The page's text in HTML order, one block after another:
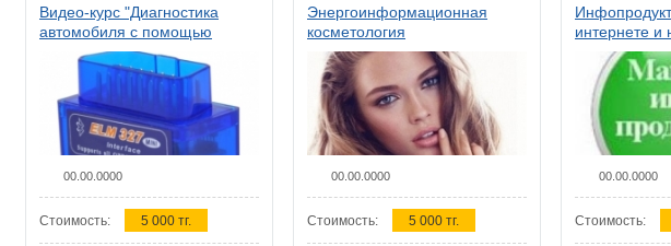
Видео-курс "Диагностика
автомобиля с помощью
сканера ELM 327"
00.00.0000
Стоимость: 5 000 тг.
Энергоинформационная
косметология
00.00.0000
Стоимость: 5 000 тг.
интернете и
00.00.0000
Стоимость: